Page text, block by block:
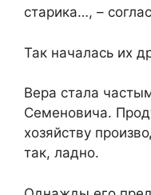
старика…, –
Так началась их
Вера стала
Семеновича.
хозяйству
так, ладно.